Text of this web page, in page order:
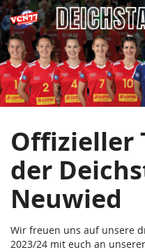
Zum
Haupt-
Inhalt
springen
Die
Neuwied
GmbH
Offizieller
der
Neuwied
Wir freuen uns auf unsere
2023/24 mit euch an